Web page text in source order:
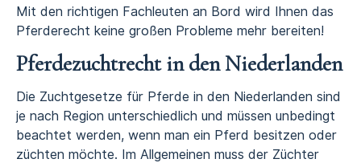
Mit den richtigen Fachleuten an Bord wird Ihnen das
Pferderecht keine großen Probleme mehr bereiten!
Pferdezuchtrecht in den Niederlanden
Die Zuchtgesetze für Pferde in den Niederlanden sind
je nach Region unterschiedlich und müssen unbedingt
beachtet werden, wenn man ein Pferd besitzen oder
züchten möchte. Im Allgemeinen muss der Züchter